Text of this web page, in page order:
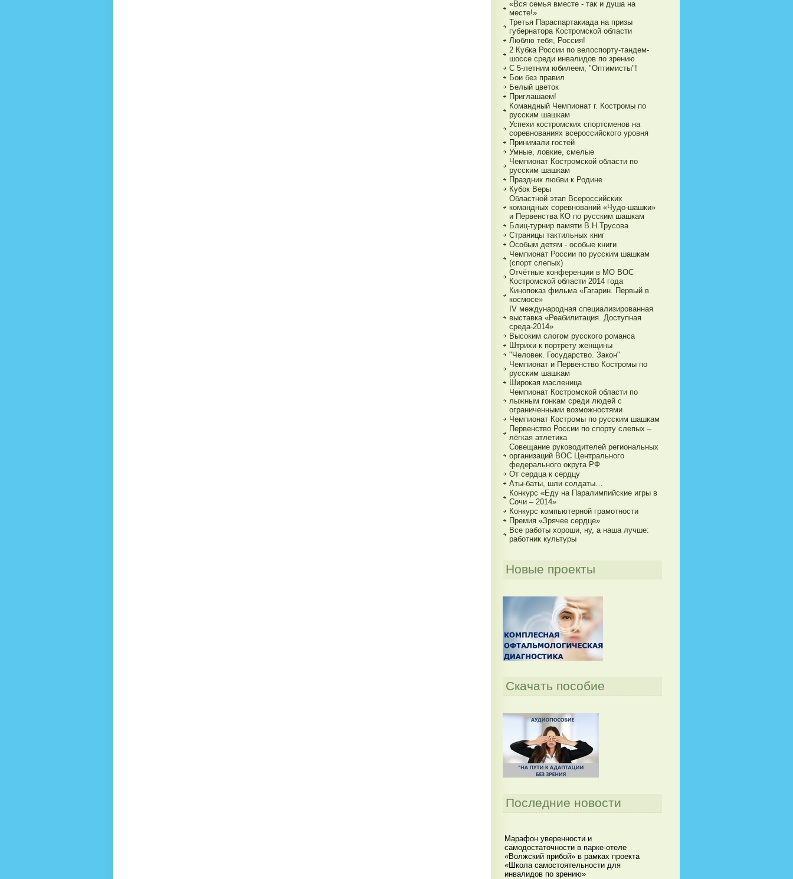
«Вся семья вместе - так и душа на
месте!»
Третья Параспартакиада на призы
губернатора Костромской области
Люблю тебя, Россия!
2 Кубка России по велоспорту-тандем-
шоссе среди инвалидов по зрению
С 5-летним юбилеем, "Оптимисты"!
Бои без правил
Белый цветок
Приглашаем!
Командный Чемпионат г. Костромы по
русским шашкам
Успехи костромских спортсменов на
соревнованиях всероссийского уровня
Принимали гостей
Умные, ловкие, смелые
Чемпионат Костромской области по
русским шашкам
Праздник любви к Родине
Кубок Веры
Областной этап Всероссийских
командных соревнований «Чудо-шашки»
и Первенства КО по русским шашкам
Блиц-турнир памяти В.Н.Трусова
Страницы тактильных книг
Особым детям - особые книги
Чемпионат России по русским шашкам
(спорт слепых)
Отчётные конференции в МО ВОС
Костромской области 2014 года
Кинопоказ фильма «Гагарин. Первый в
космосе»
IV международная специализированная
выставка «Реабилитация. Доступная
среда-2014»
Высоким слогом русского романса
Штрихи к портрету женщины
"Человек. Государство. Закон"
Чемпионат и Первенство Костромы по
русским шашкам
Широкая масленица
Чемпионат Костромской области по
лыжным гонкам среди людей с
ограниченными возможностями
Чемпионат Костромы по русским шашкам
Первенство России по спорту слепых –
лёгкая атлетика
Совещание руководителей региональных
организаций ВОС Центрального
федерального округа РФ
От сердца к сердцу
Аты-баты, шли солдаты…
Конкурс «Еду на Паралимпийские игры в
Сочи – 2014»
Конкурс компьютерной грамотности
Премия «Зрячее сердце»
Все работы хороши, ну, а наша лучше:
работник культуры
Новые проекты
Скачать пособие
Последние новости
Марафон уверенности и
самодостаточности в парке-отеле
«Волжский прибой» в рамках проекта
«Школа самостоятельности для
инвалидов по зрению»